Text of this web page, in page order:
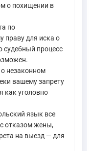
о похищении в
по
праву для иска о
судебный процесс
незаконном
вашему запрету
как уголовно
язык все
с отказом жены,
на выезд — для